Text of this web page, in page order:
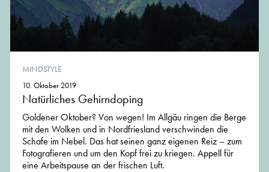
MINDSTYLE
10. Oktober 2019
Natürliches Gehirndoping
Goldener Oktober? Von wegen! Im Allgäu ringen die Berge
mit den Wolken und in Nordfriesland verschwinden die
Schafe im Nebel. Das hat seinen ganz eigenen Reiz – zum
Fotografieren und um den Kopf frei zu kriegen. Appell für
eine Arbeitspause an der frischen Luft.